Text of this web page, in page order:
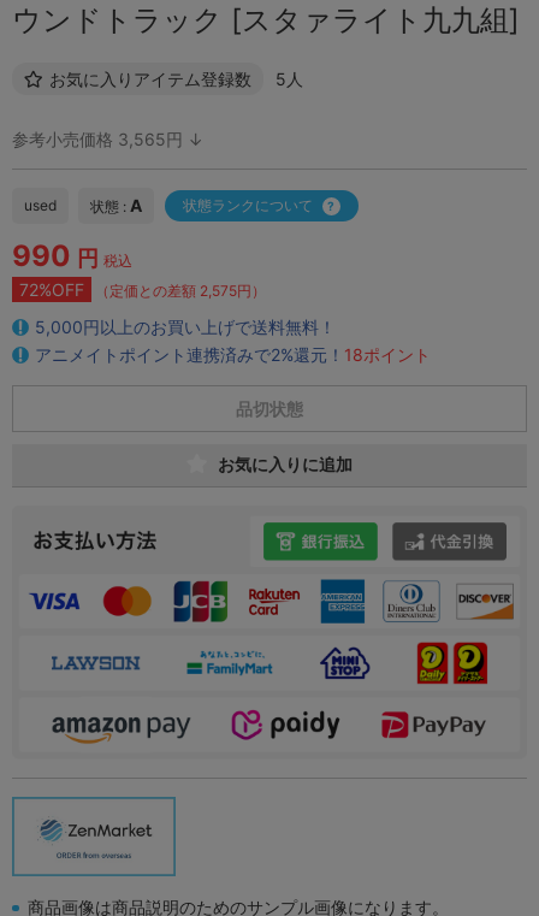
ウンドトラック [スタァライト九九組]
お気に入りアイテム登録数 5人
参考小売価格 3,565円 ↓
used 状態 : A 状態ランクについて
990 円 税込
72%OFF （定価との差額 2,575円）
5,000円以上のお買い上げで送料無料！
アニメイトポイント連携済みで2%還元！ 18ポイント
品切状態
お気に入りに追加
商品画像は商品説明のためのサンプル画像になります。